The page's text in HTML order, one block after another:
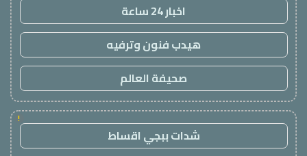
اخبار 24 ساعة
هيدب فنون وترفيه
صحيفة العالم
!
شدات ببجي اقساط